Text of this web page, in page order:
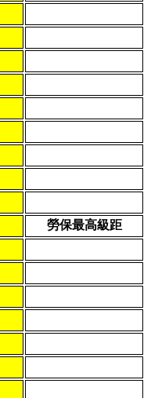
勞保最高級距